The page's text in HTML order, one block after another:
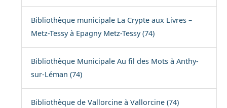
Bibliothèque municipale La Crypte aux Livres –
Metz-Tessy à Epagny Metz-Tessy (74)
Bibliothèque Municipale Au fil des Mots à Anthy-
sur-Léman (74)
Bibliothèque de Vallorcine à Vallorcine (74)